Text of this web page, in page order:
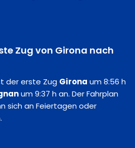
Zug von Girona nach
der erste Zug Girona um 8:56 h
um 9:37 h an. Der Fahrplan
sich an Feiertagen oder